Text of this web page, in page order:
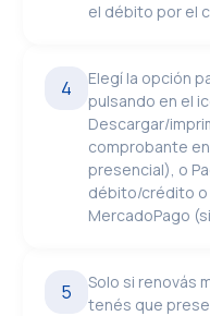
el débito por el
4
Elegí la opción
pulsando en el
Descargar/
comprobante
presencial), o
débito/crédito
MercadoPago
5
Solo si renovás
tenés que